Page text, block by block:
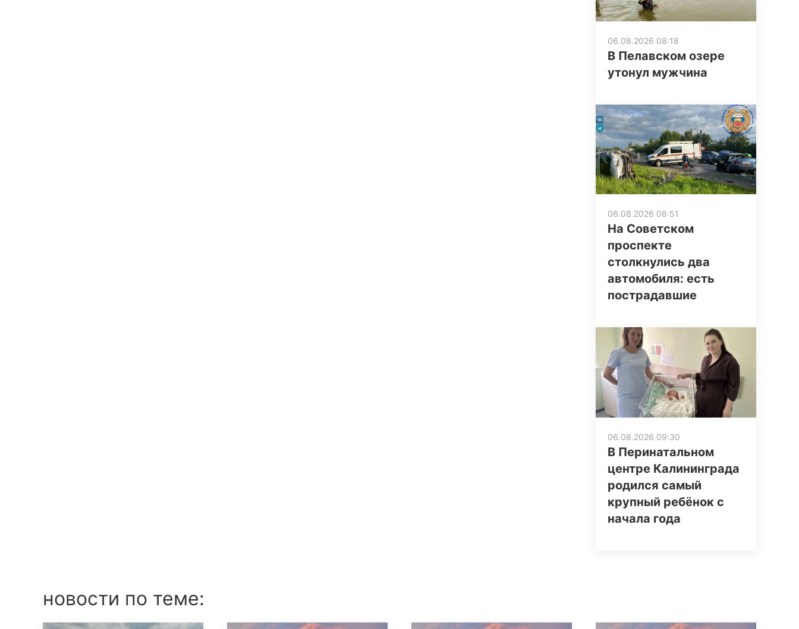
06.08.2026 08:18
В Пелавском озере
утонул мужчина
06.08.2026 08:51
На Советском
проспекте
столкнулись два
автомобиля: есть
пострадавшие
06.08.2026 09:30
В Перинатальном
центре Калининграда
родился самый
крупный ребёнок с
начала года
новости по теме: